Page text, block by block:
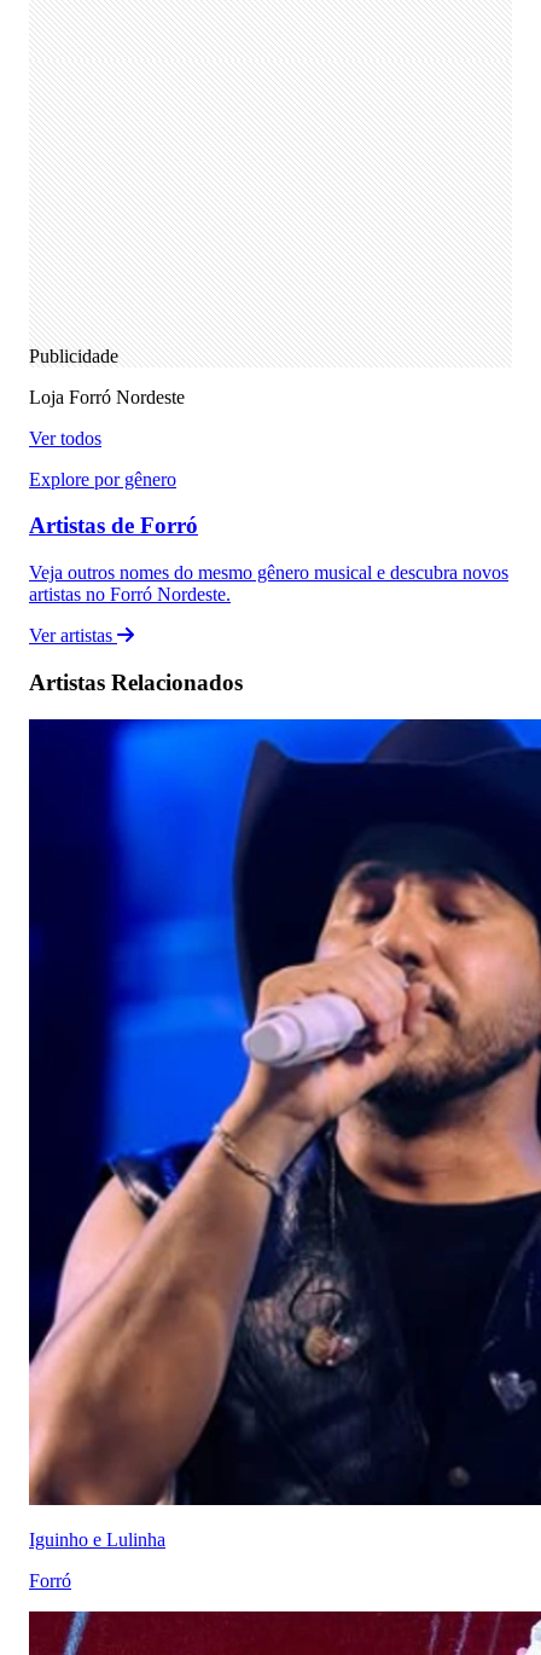
Publicidade
Loja Forró Nordeste
Ver todos
Explore por gênero
Artistas de Forró
Veja outros nomes do mesmo gênero musical e descubra novos
artistas no Forró Nordeste.
Ver artistas
Artistas Relacionados
Iguinho e Lulinha
Forró